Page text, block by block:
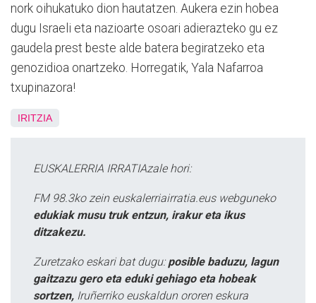
nork oihukatuko dion hautatzen. Aukera ezin hobea
dugu Israeli eta nazioarte osoari adierazteko gu ez
gaudela prest beste alde batera begiratzeko eta
genozidioa onartzeko. Horregatik, Yala Nafarroa
txupinazora!
IRITZIA
EUSKALERRIA IRRATIAzale hori:
FM 98.3ko zein euskalerriairratia.eus webguneko
edukiak musu truk entzun, irakur eta ikus
ditzakezu.
Zuretzako eskari bat dugu: posible baduzu, lagun
gaitzazu gero eta eduki gehiago eta hobeak
sortzen, Iruñerriko euskaldun ororen eskura